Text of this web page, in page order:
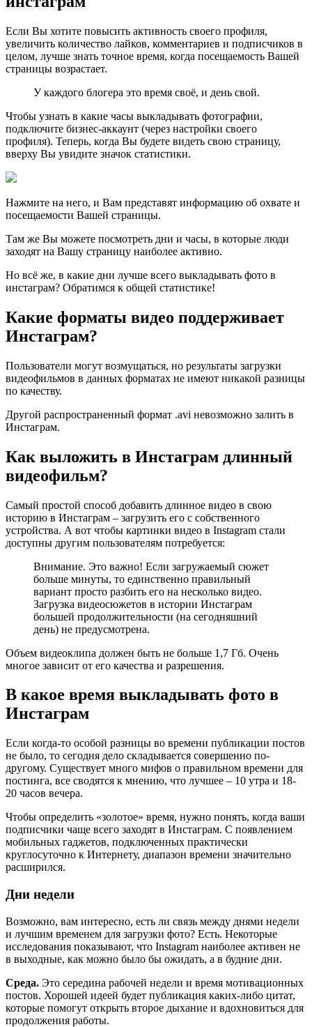
Если Вы хотите повысить активность своего профиля,
увеличить количество лайков, комментариев и подписчиков в
целом, лучше знать точное время, когда посещаемость Вашей
страницы возрастает.
У каждого блогера это время своё, и день свой.
Чтобы узнать в какие часы выкладывать фотографии,
подключите бизнес-аккаунт (через настройки своего
профиля). Теперь, когда Вы будете видеть свою страницу,
вверху Вы увидите значок статистики.
Нажмите на него, и Вам представят информацию об охвате и
посещаемости Вашей страницы.
Там же Вы можете посмотреть дни и часы, в которые люди
заходят на Вашу страницу наиболее активно.
Но всё же, в какие дни лучше всего выкладывать фото в
инстаграм? Обратимся к общей статистике!
Какие форматы видео поддерживает
Инстаграм?
Пользователи могут возмущаться, но результаты загрузки
видеофильмов в данных форматах не имеют никакой разницы
по качеству.
Другой распространенный формат .avi невозможно залить в
Инстаграм.
Как выложить в Инстаграм длинный
видеофильм?
Самый простой способ добавить длинное видео в свою
историю в Инстаграм – загрузить его с собственного
устройства. А вот чтобы картинки видео в Instagram стали
доступны другим пользователям потребуется:
Внимание. Это важно! Если загружаемый сюжет
больше минуты, то единственно правильный
вариант просто разбить его на несколько видео.
Загрузка видеосюжетов в истории Инстаграм
большей продолжительности (на сегодняшний
день) не предусмотрена.
Объем видеоклипа должен быть не больше 1,7 Гб. Очень
многое зависит от его качества и разрешения.
В какое время выкладывать фото в
Инстаграм
Если когда-то особой разницы во времени публикации постов
не было, то сегодня дело складывается совершенно по-
другому. Существует много мифов о правильном времени для
постинга, все сводятся к мнению, что лучшее – 10 утра и 18-
20 часов вечера.
Чтобы определить «золотое» время, нужно понять, когда ваши
подписчики чаще всего заходят в Инстаграм. С появлением
мобильных гаджетов, подключенных практически
круглосуточно к Интернету, диапазон времени значительно
расширился.
Дни недели
Возможно, вам интересно, есть ли связь между днями недели
и лучшим временем для загрузки фото? Есть. Некоторые
исследования показывают, что Instagram наиболее активен не
в выходные, как можно было бы ожидать, а в будние дни.
Среда. Это середина рабочей недели и время мотивационных
постов. Хорошей идеей будет публикация каких-либо цитат,
которые помогут открыть второе дыхание и вдохновиться для
продолжения работы.